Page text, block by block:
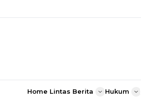
Home Lintas Berita Hukum